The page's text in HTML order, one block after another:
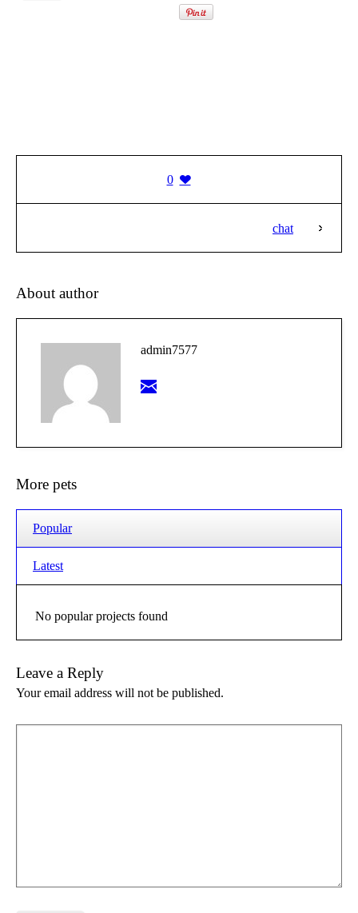
0
chat
About author
admin7577
More pets
Popular
Latest
No popular projects found
Leave a Reply
Your email address will not be published.